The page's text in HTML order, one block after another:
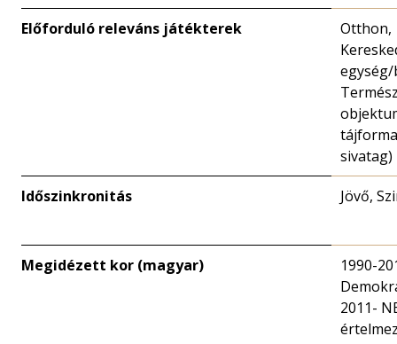
Előforduló releváns játékterek
Otthon,
sivatag)
Időszinkronitás Jövő,
Megidézett kor (magyar)
1990-
2011-